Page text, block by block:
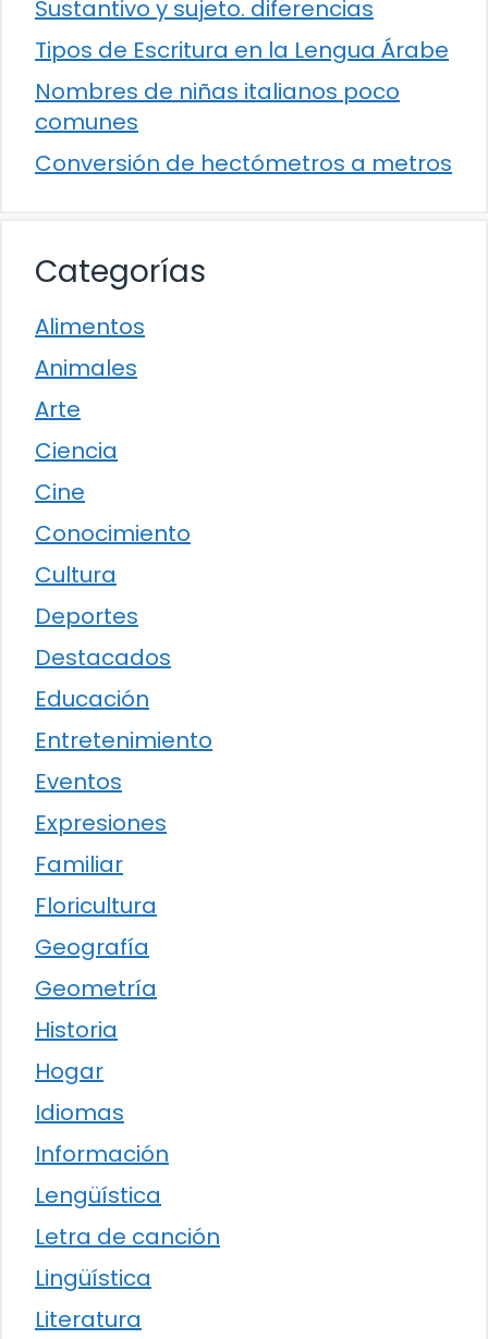
Sustantivo y sujeto. diferencias
Tipos de Escritura en la Lengua Árabe
Nombres de niñas italianos poco
comunes
Conversión de hectómetros a metros
Categorías
Alimentos
Animales
Arte
Ciencia
Cine
Conocimiento
Cultura
Deportes
Destacados
Educación
Entretenimiento
Eventos
Expresiones
Familiar
Floricultura
Geografía
Geometría
Historia
Hogar
Idiomas
Información
Lengüística
Letra de canción
Lingüística
Literatura